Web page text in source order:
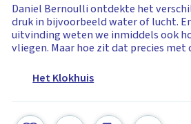
Daniel Bernoulli ontdekte het
druk in bijvoorbeeld water of lucht.
uitvinding weten we inmiddels ook
vliegen. Maar hoe zit dat precies met
Het Klokhuis